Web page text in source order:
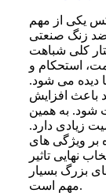
یکی از مهم
زنگ صنعتی
کلی شباهت
استحکام و
دیده می شود.
باعث افزایش
شود. به همین
زیادی دارد.
بر ویژگی های
نهایی تاثیر
بزرگ بسیار
مهم است.